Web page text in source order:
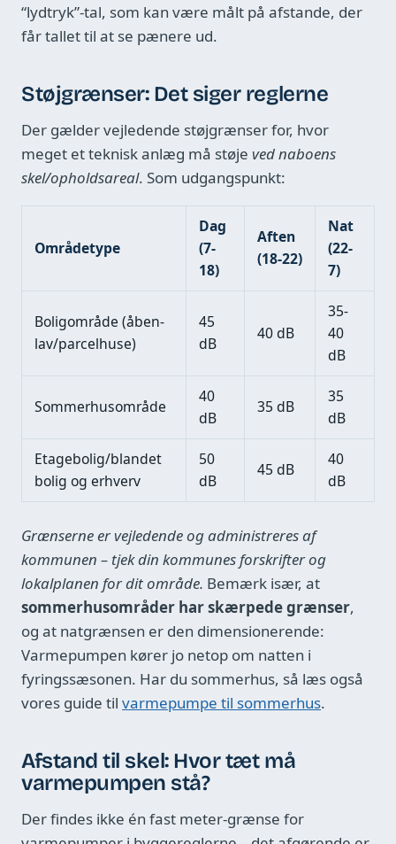
“lydtryk”-tal, som kan være målt på afstande, der
får tallet til at se pænere ud.
Støjgrænser: Det siger reglerne
Der gælder vejledende støjgrænser for, hvor
meget et teknisk anlæg må støje ved naboens
skel/opholdsareal. Som udgangspunkt:
Områdetype
Dag
(7-
18)
Aften
(18-22)
Nat
(22-
7)
Boligområde (åben-
lav/parcelhuse)
45
dB
40 dB
35-
40
dB
Sommerhusområde
40
dB
35 dB
35
dB
Etagebolig/blandet
bolig og erhverv
50
dB
45 dB
40
dB
Grænserne er vejledende og administreres af
kommunen – tjek din kommunes forskrifter og
lokalplanen for dit område. Bemærk især, at
sommerhusområder har skærpede grænser,
og at natgrænsen er den dimensionerende:
Varmepumpen kører jo netop om natten i
fyringssæsonen. Har du sommerhus, så læs også
vores guide til varmepumpe til sommerhus.
Afstand til skel: Hvor tæt må
varmepumpen stå?
Der findes ikke én fast meter-grænse for